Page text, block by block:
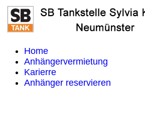
Home
Anhängervermietung
Karierre
Anhänger reservieren